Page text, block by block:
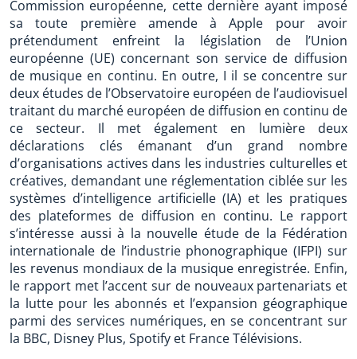
Commission européenne, cette dernière ayant imposé
sa toute première amende à Apple pour avoir
prétendument enfreint la législation de l’Union
européenne (UE) concernant son service de diffusion
de musique en continu. En outre, I il se concentre sur
deux études de l’Observatoire européen de l’audiovisuel
traitant du marché européen de diffusion en continu de
ce secteur. Il met également en lumière deux
déclarations clés émanant d’un grand nombre
d’organisations actives dans les industries culturelles et
créatives, demandant une réglementation ciblée sur les
systèmes d’intelligence artificielle (IA) et les pratiques
des plateformes de diffusion en continu. Le rapport
s’intéresse aussi à la nouvelle étude de la Fédération
internationale de l’industrie phonographique (IFPI) sur
les revenus mondiaux de la musique enregistrée. Enfin,
le rapport met l’accent sur de nouveaux partenariats et
la lutte pour les abonnés et l’expansion géographique
parmi des services numériques, en se concentrant sur
la BBC, Disney Plus, Spotify et France Télévisions.